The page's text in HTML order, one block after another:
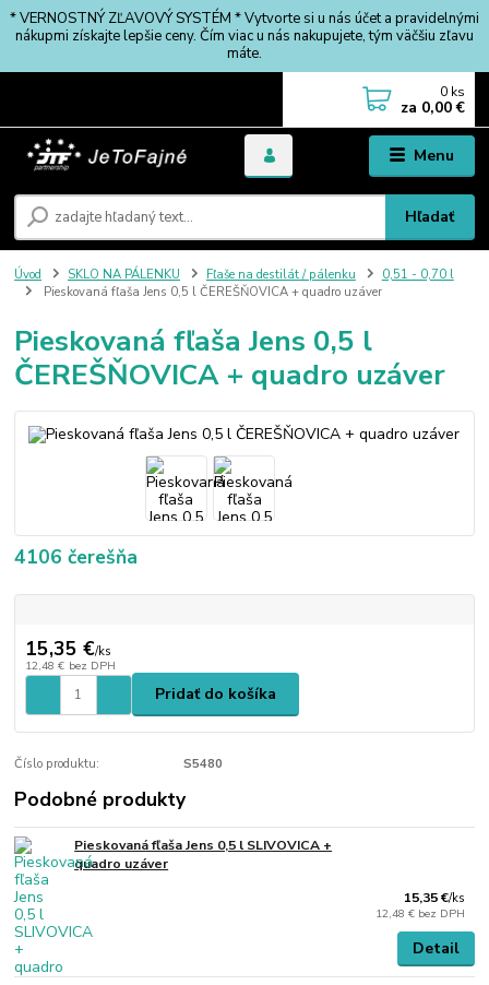
* VERNOSTNÝ ZĽAVOVÝ SYSTÉM * Vytvorte si u nás účet a pravidelnými
nákupmi získajte lepšie ceny. Čím viac u nás nakupujete, tým väčšiu zľavu
máte.
Menu
Hľadať
0 ks
za 0,00 €
Úvod SKLO NA PÁLENKU Fľaše na destilát / pálenku
0,51 - 0,70 l
Pieskovaná fľaša Jens 0,5 l ČEREŠŇOVICA + quadro uzáver
Pieskovaná fľaša Jens 0,5 l
ČEREŠŇOVICA + quadro uzáver
4106 čerešňa
15,35 €/ks
12,48 € bez DPH
Pridať do košíka
Číslo produktu: S5480
Podobné produkty
Pieskovaná fľaša Jens 0,5 l SLIVOVICA +
quadro uzáver
15,35 €/ks
12,48 € bez DPH
Detail